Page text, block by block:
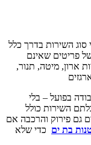
השירות בדרך כלל
פריטים שאינם
ארון, מיטה, תנור,
בפועל – בלי
השירות כולל
גם פירוק והרכבה אם
בת ים כדי שלא